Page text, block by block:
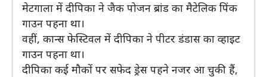
मेटगाला में दीपिका ने जैक पोजन ब्रांड का मैटेलिक पिंक
गाउन पहना था।
वहीं, कान्स फेस्टिवल में दीपिका ने पीटर डंडास का व्हाइट
गाउन पहना था।
दीपिका कई मौकों पर सफेद ड्रेस पहने नजर आ चुकी हैं,